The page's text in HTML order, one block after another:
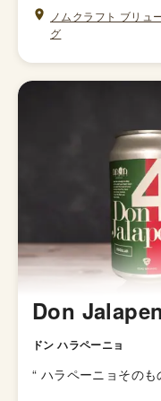
ノムクラフト ブリュ
グ
Don
ドン ハラペーニョ
“ ハラペーニョその